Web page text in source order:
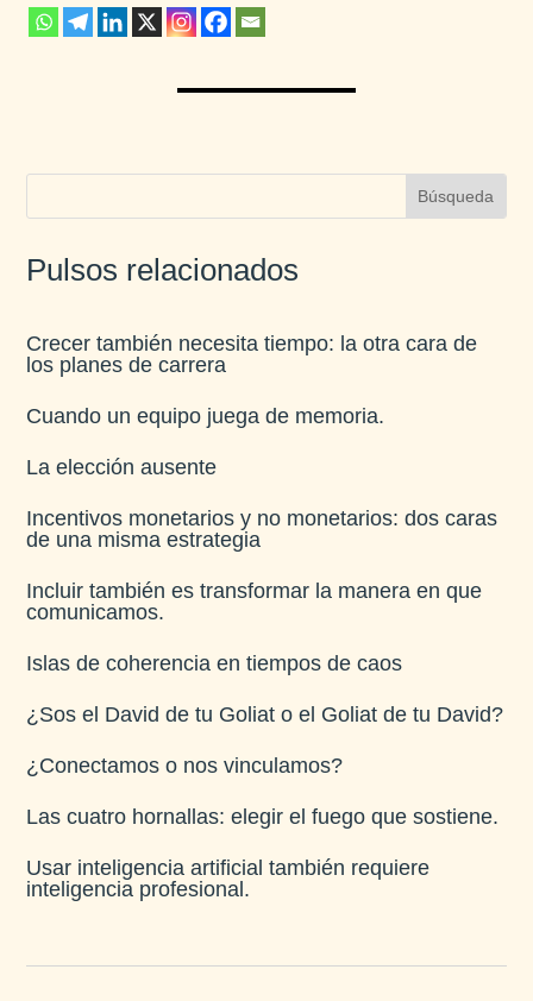
Pulsos relacionados
Crecer también necesita tiempo: la otra cara de
los planes de carrera
Cuando un equipo juega de memoria.
La elección ausente
Incentivos monetarios y no monetarios: dos caras
de una misma estrategia
Incluir también es transformar la manera en que
comunicamos.
Islas de coherencia en tiempos de caos
¿Sos el David de tu Goliat o el Goliat de tu David?
¿Conectamos o nos vinculamos?
Las cuatro hornallas: elegir el fuego que sostiene.
Usar inteligencia artificial también requiere
inteligencia profesional.